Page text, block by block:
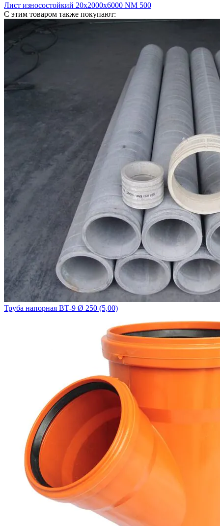
Лист износостойкий 20х2000х6000 NM 500
С этим товаром также покупают:
Труба напорная ВТ-9 Ø 250 (5,00)